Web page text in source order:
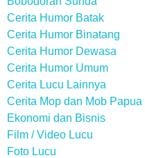
Cerita Humor Batak
Cerita Humor Binatang
Cerita Humor Dewasa
Cerita Humor Umum
Cerita Lucu Lainnya
Cerita Mop dan Mob Papua
Ekonomi dan Bisnis
Film / Video Lucu
Foto Lucu